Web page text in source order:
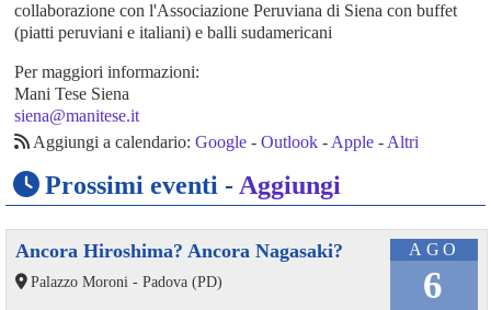
collaborazione con l'Associazione Peruviana di Siena con buffet
(piatti peruviani e italiani) e balli sudamericani
Per maggiori informazioni:
Mani Tese Siena
siena@manitese.it
Aggiungi a calendario: Google- Outlook- Apple- Altri
Prossimi eventi - Aggiungi
AGO
6
Ancora Hiroshima? Ancora Nagasaki?
Palazzo Moroni - Padova (PD)